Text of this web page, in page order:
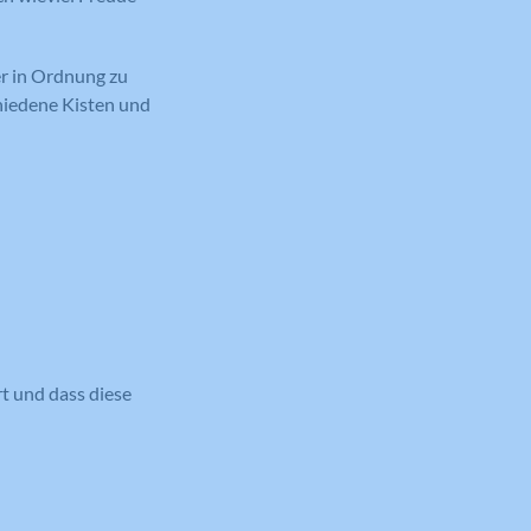
in Ordnung zu
Kisten und
und dass diese